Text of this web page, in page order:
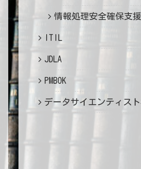
情報処理安全確保支
ITIL
JDLA
PMBOK
データサイエンティス